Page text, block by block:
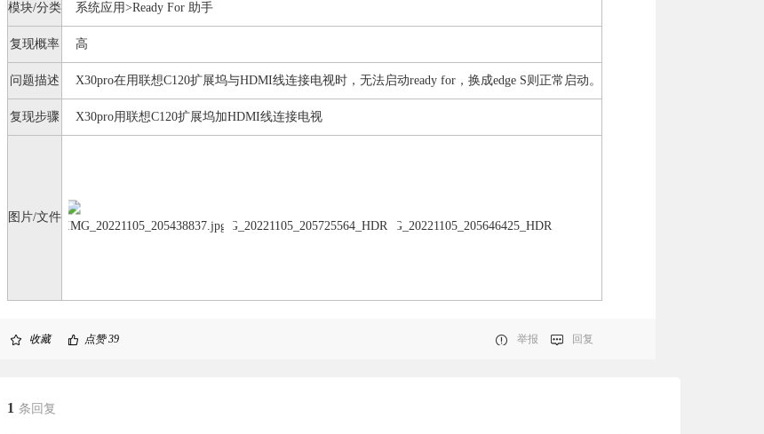
模块/分类 系统应用>Ready For 助手
复现概率 高
问题描述 X30pro在用联想C120扩展坞与HDMI线连接电视时，无法启动ready for，换成edge S则正常启动。
复现步骤 X30pro用联想C120扩展坞加HDMI线连接电视
图片/文件
收藏 点赞39 举报 回复
1 条回复